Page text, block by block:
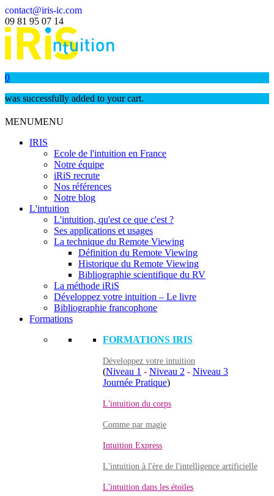
contact@iris-ic.com
09 81 95 07 14
0
was successfully added to your cart.
MENUMENU
IRIS
Ecole de l'intuition en France
Notre équipe
iRiS recrute
Nos références
Notre blog
L'intuition
L'intuition, qu'est ce que c'est ?
Ses applications et usages
La technique du Remote Viewing
Définition du Remote Viewing
Historique du Remote Viewing
Bibliographie scientifique du RV
La méthode iRiS
Développez votre intuition – Le livre
Bibliographie francophone
Formations
FORMATIONS IRIS
Développez votre intuition
(Niveau 1 - Niveau 2 - Niveau 3
Journée Pratique)
L'intuition du corps
Comme par magie
Intuition Express
L'intuition à l'ère de l'intelligence artificielle
L'intuition dans les étoiles